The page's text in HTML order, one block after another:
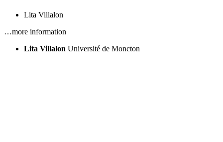
Lita Villalon
…more information
Lita Villalon Université de Moncton